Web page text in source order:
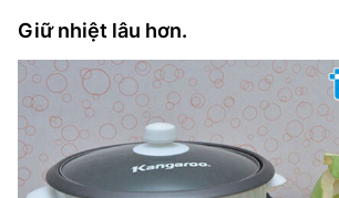
Giữ nhiệt lâu hơn.